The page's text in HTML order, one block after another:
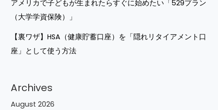
アメリカで子どもが生まれたらすぐに始めたい「529プラン
（大学学資保険）」
【裏ワザ】HSA（健康貯蓄口座）を「隠れリタイアメント口
座」として使う方法
Archives
August 2026